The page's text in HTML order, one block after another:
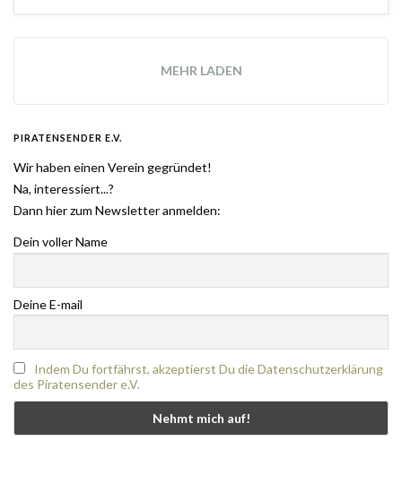
MEHR LADEN
PIRATENSENDER E.V.
Wir haben einen Verein gegründet!
Na, interessiert...?
Dann hier zum Newsletter anmelden:
Dein voller Name
Deine E-mail
Indem Du fortfährst, akzeptierst Du die Datenschutzerklärung
des Piratensender e.V.